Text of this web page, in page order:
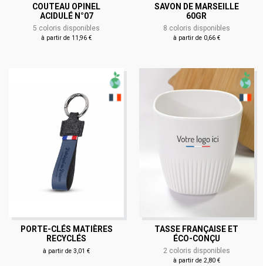
COUTEAU OPINEL
ACIDULÉ N°07
5 coloris disponibles
à partir de 11,96 €
SAVON DE MARSEILLE
60GR
8 coloris disponibles
à partir de 0,66 €
PORTE-CLÉS MATIÈRES
RECYCLÉS
à partir de 3,01 €
TASSE FRANÇAISE ET
ÉCO-CONÇU
2 coloris disponibles
à partir de 2,80 €